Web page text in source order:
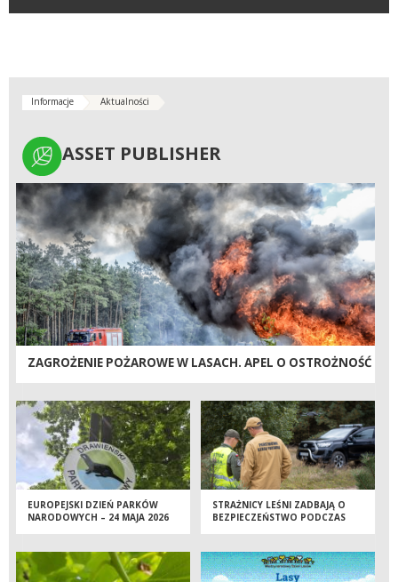
Informacje Aktualności
ASSET PUBLISHER
ASSET PUBLISHER
ZAGROŻENIE POŻAROWE W LASACH. APEL O OSTROŻNOŚĆ
EUROPEJSKI DZIEŃ PARKÓW
NARODOWYCH – 24 MAJA 2026
STRAŻNICY LEŚNI ZADBAJĄ O
BEZPIECZEŃSTWO PODCZAS